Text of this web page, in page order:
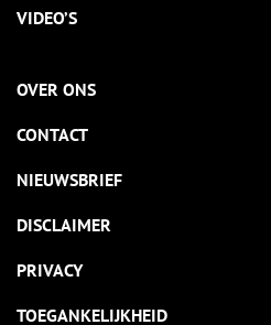
VIDEO’S
OVER ONS
CONTACT
NIEUWSBRIEF
DISCLAIMER
PRIVACY
TOEGANKELIJKHEID